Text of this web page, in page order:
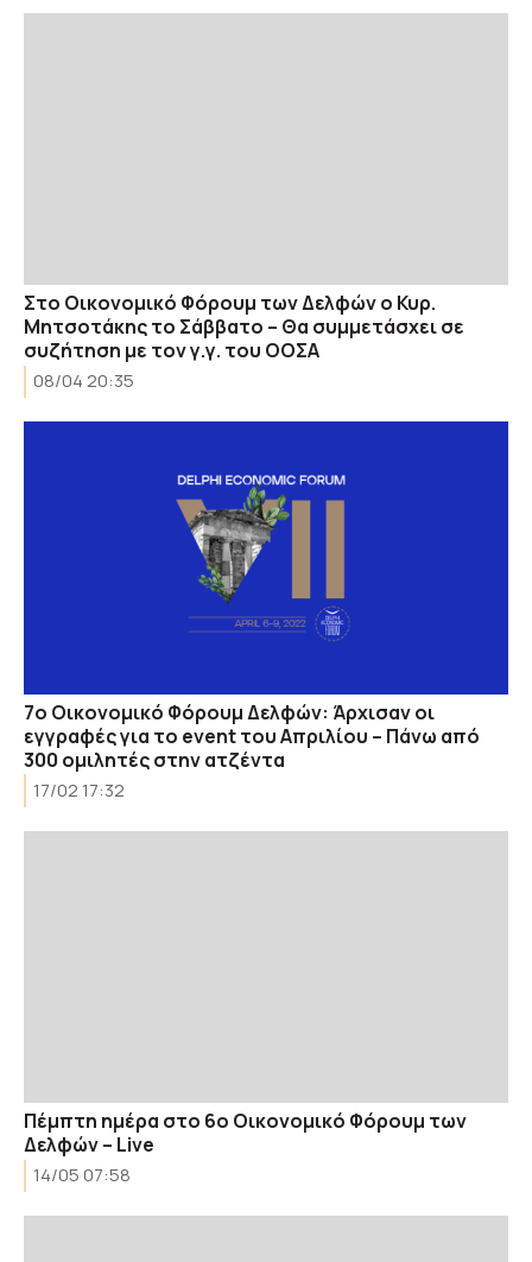
Στο Οικονομικό Φόρουμ των Δελφών ο Κυρ.
Μητσοτάκης το Σάββατο – Θα συμμετάσχει σε
συζήτηση με τον γ.γ. του ΟΟΣΑ
08/04 20:35
7ο Οικονομικό Φόρουμ Δελφών: Άρχισαν οι
εγγραφές για το event του Απριλίου – Πάνω από
300 ομιλητές στην ατζέντα
17/02 17:32
Πέμπτη ημέρα στο 6ο Οικονομικό Φόρουμ των
Δελφών – Live
14/05 07:58